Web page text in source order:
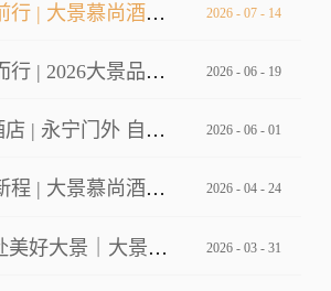
匠造滇味 载誉前行 | 大景慕尚酒店厨师长荣获双金 2026 - 07 - 14
精技砺新 向美而行 | 2026大景品牌标准考核暨服务技能大赛 2026 - 06 - 19
西安大景城堡酒店 | 永宁门外 自成主角 2026 - 06 - 01
两载风华 共赴新程 | 大景慕尚酒店2周年店庆客户答谢会暨草坪婚礼发布 2026 - 04 - 24
凝“新”聚力 共赴美好大景｜大景集团2026年第一期新员工培训 2026 - 03 - 31